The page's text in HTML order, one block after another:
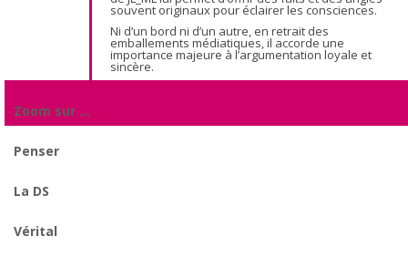
souvent originaux pour éclairer les consciences.
Ni d’un bord ni d’un autre, en retrait des
emballements médiatiques, il accorde une
importance majeure à l’argumentation loyale et
sincère.
Zoom sur …
Penser
La DS
Vérital